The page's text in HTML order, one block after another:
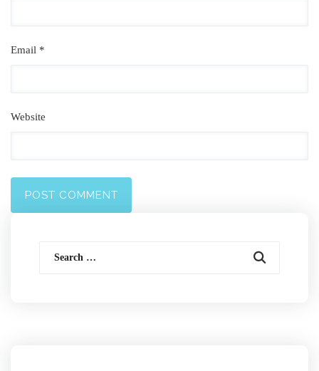
Email *
Website
for: